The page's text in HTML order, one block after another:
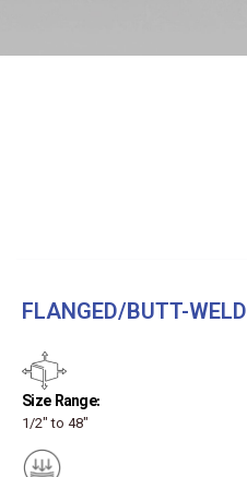
FLANGED/BUTT-WELD
:Size Range
1/2" to 48"